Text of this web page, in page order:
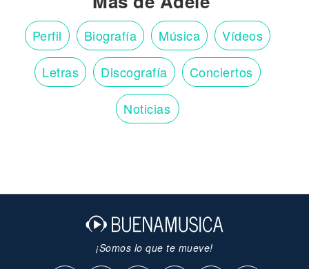
Perfil Biografía Música Vídeos
Letras Discografía Conciertos
Noticias
¡Somos lo que te mueve!